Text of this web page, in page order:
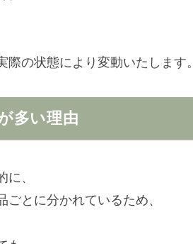
の状態により変動いたします。
多い理由
、
ごとに分かれているため、